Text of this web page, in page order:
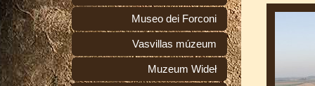
Museo dei Forconi
Vasvillas múzeum
Muzeum Wideł